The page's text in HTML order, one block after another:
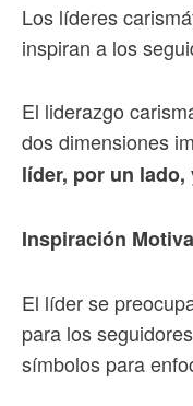
Los líderes
inspiran a los
El liderazgo
dos dimensiones
líder, por un
Inspiración
El líder se
para los
símbolos para